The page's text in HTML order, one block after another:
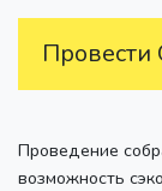
Проведение
возможность